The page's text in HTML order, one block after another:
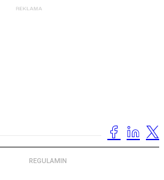
REGULAMIN